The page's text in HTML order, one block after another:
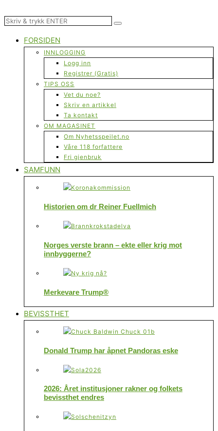
FORSIDEN
INNLOGGING
Logg inn
Registrer (Gratis)
TIPS OSS
Vet du noe?
Skriv en artikkel
Ta kontakt
OM MAGASINET
Om Nyhetsspeilet.no
Våre 118 forfattere
Fri gjenbruk
SAMFUNN
Historien om dr Reiner Fuellmich
Norges verste brann – ekte eller krig mot
innbyggerne?
Merkevare Trump®
BEVISSTHET
Donald Trump har åpnet Pandoras eske
2026: Året institusjoner rakner og folkets
bevissthet endres